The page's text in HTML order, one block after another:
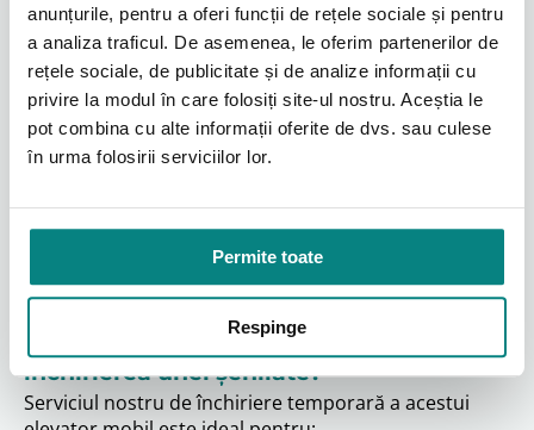
anunțurile, pentru a oferi funcții de rețele sociale și pentru
a analiza traficul. De asemenea, le oferim partenerilor de
rețele sociale, de publicitate și de analize informații cu
privire la modul în care folosiți site-ul nostru. Aceștia le
pot combina cu alte informații oferite de dvs. sau culese
în urma folosirii serviciilor lor.
Permite toate
Respinge
scări, poate fi utilizat pe diferite seturi de trepte
(interioare/exterioare, în funcție de model) și
transportat ușor într-un vehicul.
Siguranță avansată:Echipat cu sisteme de
tracțiune pe șenile pentru aderență, mecanisme
de frânare automată și centuri de siguranță.
termen scurt sau clădiri unde instalarea fixă este
imposibilă. Este soluția perfectă de închiriere
șenilată pentru persoane cu dizabilități
(handicap fizic temporar sau permanent).
Cine beneficiază cel mai mult de
închirierea unei șenilate?
Serviciul nostru de închiriere temporară a acestui